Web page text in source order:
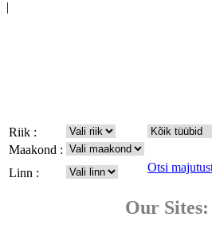
|
Riik :
Maakond :
Linn :
Otsi
Our Sites: